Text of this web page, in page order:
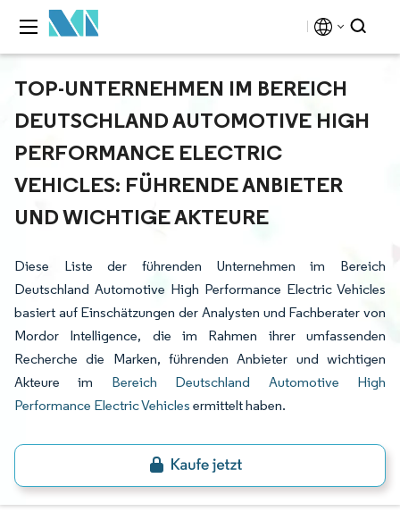
TOP-UNTERNEHMEN IM BEREICH
DEUTSCHLAND AUTOMOTIVE HIGH
PERFORMANCE ELECTRIC
VEHICLES: FÜHRENDE ANBIETER
UND WICHTIGE AKTEURE
Diese Liste der führenden Unternehmen im Bereich
Deutschland Automotive High Performance Electric Vehicles
basiert auf Einschätzungen der Analysten und Fachberater von
Mordor Intelligence, die im Rahmen ihrer umfassenden
Recherche die Marken, führenden Anbieter und wichtigen
Akteure im Bereich Deutschland Automotive High
Performance Electric Vehicles ermittelt haben.